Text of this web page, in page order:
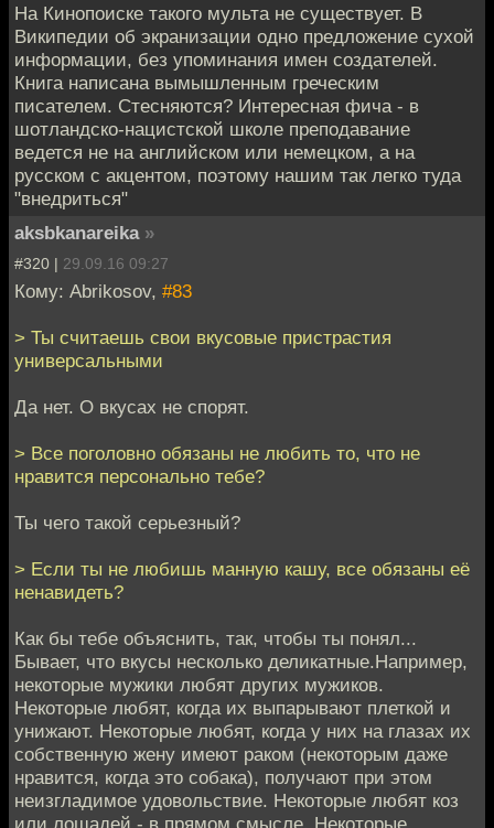
На Кинопоиске такого мульта не существует. В
Википедии об экранизации одно предложение сухой
информации, без упоминания имен создателей.
Книга написана вымышленным греческим
писателем. Стесняются? Интересная фича - в
шотландско-нацистской школе преподавание
ведется не на английском или немецком, а на
русском с акцентом, поэтому нашим так легко туда
"внедриться"
aksbkanareika »
#320 | 29.09.16 09:27
Кому: Abrikosov, #83
> Ты считаешь свои вкусовые пристрастия
универсальными
Да нет. О вкусах не спорят.
> Все поголовно обязаны не любить то, что не
нравится персонально тебе?
Ты чего такой серьезный?
> Если ты не любишь манную кашу, все обязаны её
ненавидеть?
Как бы тебе объяснить, так, чтобы ты понял...
Бывает, что вкусы несколько деликатные.Например,
некоторые мужики любят других мужиков.
Некоторые любят, когда их выпарывают плеткой и
унижают. Некоторые любят, когда у них на глазах их
собственную жену имеют раком (некоторым даже
нравится, когда это собака), получают при этом
неизгладимое удовольствие. Некоторые любят коз
или лошадей - в прямом смысле. Некоторые